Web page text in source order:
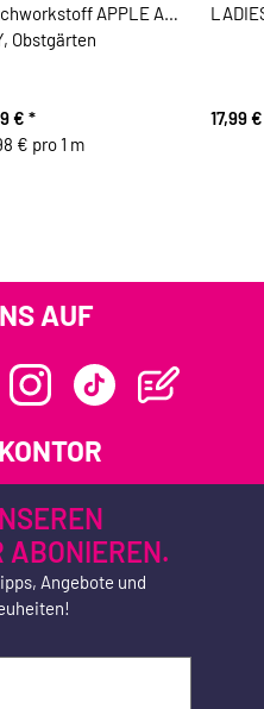
APPLE A
Obstgärten
€ *
€ pro 1 m
17,99
AUF
ABONIEREN.
Angebote und